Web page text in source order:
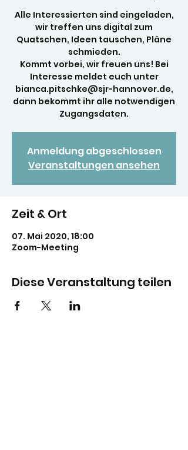
Alle Interessierten sind eingeladen,
wir treffen uns digital zum
Quatschen, Ideen tauschen, Pläne
schmieden.
Kommt vorbei, wir freuen uns! Bei
Interesse meldet euch unter
bianca.pitschke@sjr-hannover.de,
dann bekommt ihr alle notwendigen
Zugangsdaten.
Anmeldung abgeschlossen
Veranstaltungen ansehen
Zeit & Ort
07. Mai 2020, 18:00
Zoom-Meeting
Diese Veranstaltung teilen